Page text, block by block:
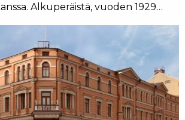
Alkuperäistä, vuoden 1929…